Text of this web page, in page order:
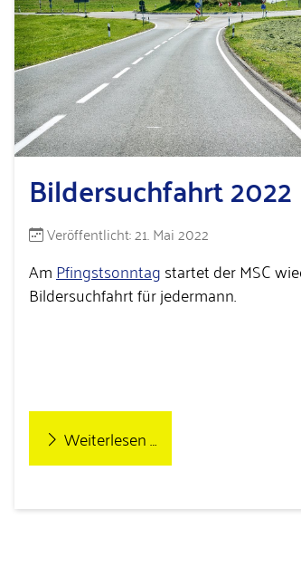
Bildersuchfahrt 2022
Details
Veröffentlicht: 21. Mai 2022
AmPfingstsonntagstartet der MSC
Bildersuchfahrt für jedermann.
Weiterlesen …